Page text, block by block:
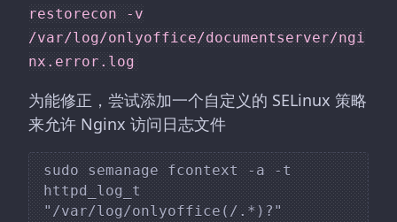
restorecon -v
/var/log/onlyoffice/documentserver/ngi
nx.error.log
为能修正，尝试添加一个自定义的 SELinux 策略
来允许 Nginx 访问日志文件
sudo semanage fcontext -a -t
httpd_log_t
"/var/log/onlyoffice(/.*)?"